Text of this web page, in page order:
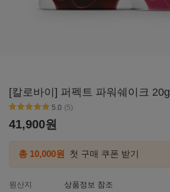
[칼로바이] 퍼펙트 파워쉐이크 20g
5.0 (5)
41,900원
총 10,000원 첫 구매 쿠폰 받기
원산지
상품정보 참조